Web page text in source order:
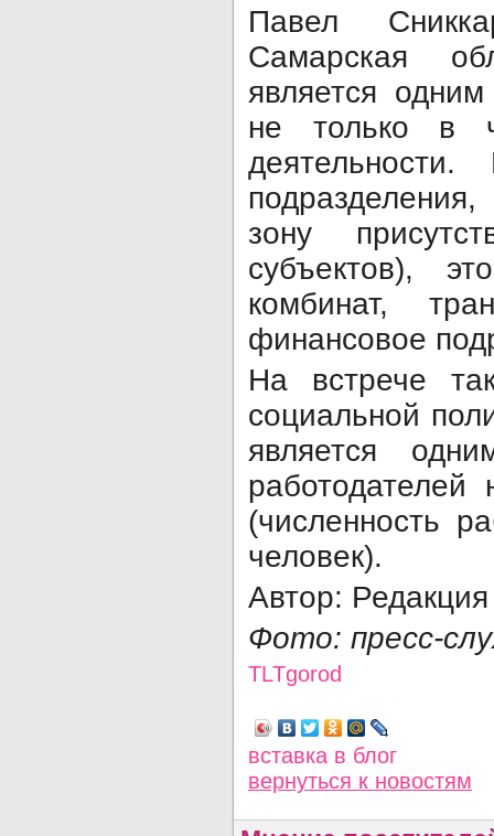
Павел
Самарская
является
не только в
зону
субъектов),
комбинат,
финансовое
На встрече
социальной
является
работодателей
(численность
человек).
Автор:
Фото: пресс-
TLTgorod
вставка в блог
вернуться к новостям